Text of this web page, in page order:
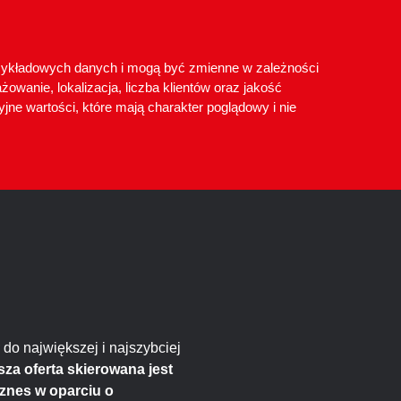
danych i mogą być zmienne w zależności
lokalizacja, liczba klientów oraz jakość
wartości, które mają charakter poglądowy i nie
największej i najszybciej
oferta skierowana jest
w oparciu o